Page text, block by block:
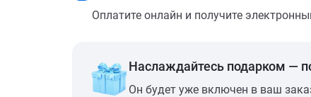
Оплатите онлайн и получите
Наслаждайтесь подарком —
Он будет уже включен в ваш